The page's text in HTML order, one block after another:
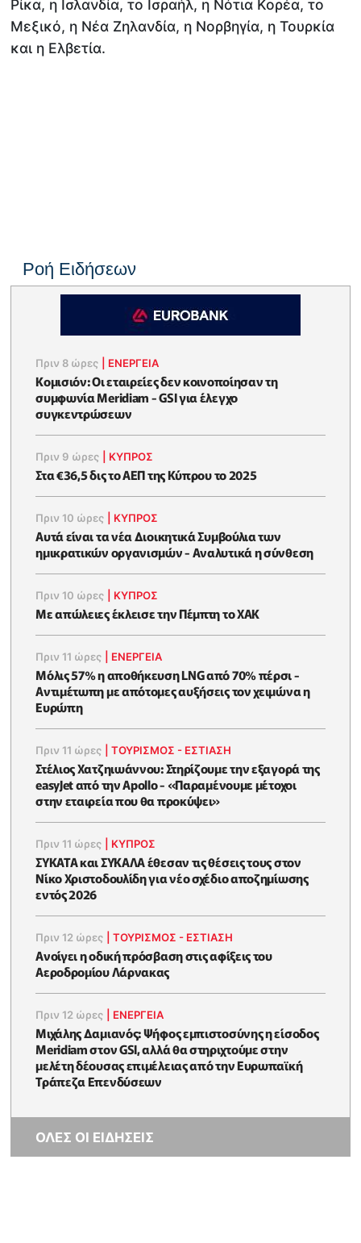
Ρίκα, η Ισλανδία, το Ισραήλ, η Νότια Κορέα, το
Μεξικό, η Νέα Ζηλανδία, η Νορβηγία, η Τουρκία
και η Ελβετία.
Ροή Ειδήσεων
Πριν 8 ώρες ΕΝΈΡΓΕΙΑ
Κομισιόν: Οι εταιρείες δεν κοινοποίησαν τη
συμφωνία Meridiam - GSI για έλεγχο
συγκεντρώσεων
Πριν 9 ώρες ΚΥΠΡΟΣ
Στα €36,5 δις το ΑΕΠ της Κύπρου το 2025
Πριν 10 ώρες ΚΥΠΡΟΣ
Αυτά είναι τα νέα Διοικητικά Συμβούλια των
ημικρατικών οργανισμών - Αναλυτικά η σύνθεση
Πριν 10 ώρες ΚΥΠΡΟΣ
Με απώλειες έκλεισε την Πέμπτη το ΧΑΚ
Πριν 11 ώρες ΕΝΈΡΓΕΙΑ
Μόλις 57% η αποθήκευση LNG από 70% πέρσι -
Αντιμέτωπη με απότομες αυξήσεις τον χειμώνα η
Ευρώπη
Πριν 11 ώρες |ΤΟΥΡΙΣΜΟΣ - ΕΣΤΙΑΣΗ
Στέλιος Χατζηιωάννου: Στηρίζουμε την εξαγορά της
easyJet από την Apollo - «Παραμένουμε μέτοχοι
στην εταιρεία που θα προκύψει»
Πριν 11 ώρες ΚΥΠΡΟΣ
ΣΥΚΑΤΑ και ΣΥΚΑΛΑ έθεσαν τις θέσεις τους στον
Νίκο Χριστοδουλίδη για νέο σχέδιο αποζημίωσης
εντός 2026
Πριν 12 ώρες |ΤΟΥΡΙΣΜΟΣ - ΕΣΤΙΑΣΗ
Ανοίγει η οδική πρόσβαση στις αφίξεις του
Αεροδρομίου Λάρνακας
Πριν 12 ώρες ΕΝΈΡΓΕΙΑ
Μιχάλης Δαμιανός: Ψήφος εμπιστοσύνης η είσοδος
Meridiam στον GSI, αλλά θα στηριχτούμε στην
μελέτη δέουσας επιμέλειας από την Ευρωπαϊκή
Τράπεζα Επενδύσεων
ΟΛΕΣ ΟΙ ΕΙΔΗΣΕΙΣ